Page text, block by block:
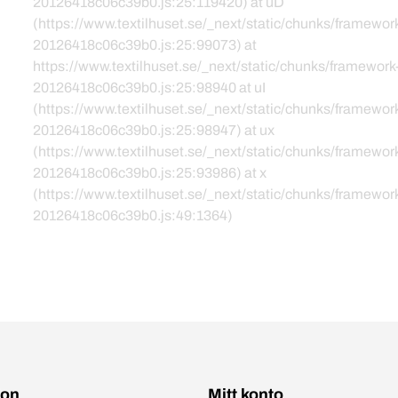
(https://www.textilhuset.se/_next/static/chunks/
20126418c06c39b0.js:25:99073) at
https://www.textilhuset.se/_next/static/chunks/
20126418c06c39b0.js:25:98940 at uI
(https://www.textilhuset.se/_next/static/chunks/
20126418c06c39b0.js:25:98947) at ux
(https://www.textilhuset.se/_next/static/chunks/
20126418c06c39b0.js:25:93986) at x
(https://www.textilhuset.se/_next/static/chunks/
20126418c06c39b0.js:49:1364)